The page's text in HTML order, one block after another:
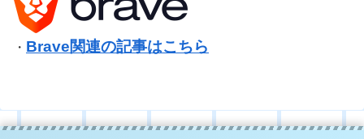
・ Brave関連の記事はこちら